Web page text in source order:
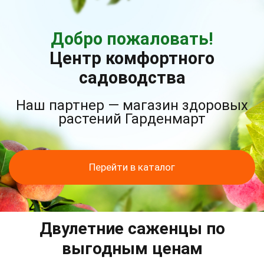
Добро пожаловать!
Центр комфортного
садоводства
Наш партнер — магазин здоровых
растений Гарденмарт
Перейти в каталог
Двулетние саженцы по
выгодным ценам